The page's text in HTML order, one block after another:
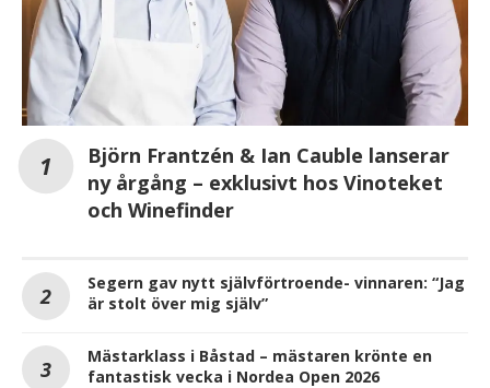
Björn Frantzén & Ian Cauble lanserar
ny årgång – exklusivt hos Vinoteket
och Winefinder
Segern gav nytt självförtroende- vinnaren: “Jag
är stolt över mig själv”
Mästarklass i Båstad – mästaren krönte en
fantastisk vecka i Nordea Open 2026